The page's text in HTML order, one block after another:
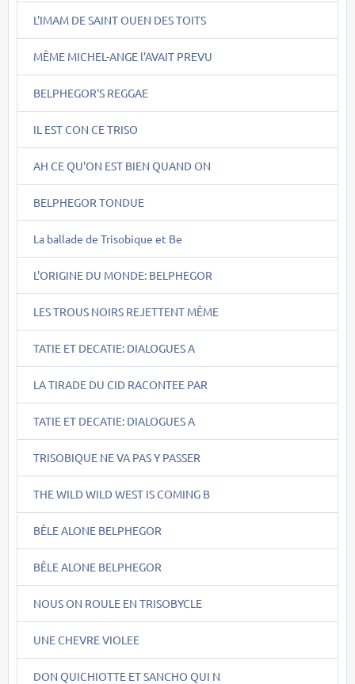
L'IMAM DE SAINT OUEN DES TOITS
MÊME MICHEL-ANGE l'AVAIT PREVU
BELPHEGOR'S REGGAE
IL EST CON CE TRISO
AH CE QU'ON EST BIEN QUAND ON
BELPHEGOR TONDUE
La ballade de Trisobique et Be
L'ORIGINE DU MONDE: BELPHEGOR
LES TROUS NOIRS REJETTENT MÊME
TATIE ET DECATIE: DIALOGUES A
LA TIRADE DU CID RACONTEE PAR
TATIE ET DECATIE: DIALOGUES A
TRISOBIQUE NE VA PAS Y PASSER
THE WILD WILD WEST IS COMING B
BÊLE ALONE BELPHEGOR
BÊLE ALONE BELPHEGOR
NOUS ON ROULE EN TRISOBYCLE
UNE CHEVRE VIOLEE
DON QUICHIOTTE ET SANCHO QUI N